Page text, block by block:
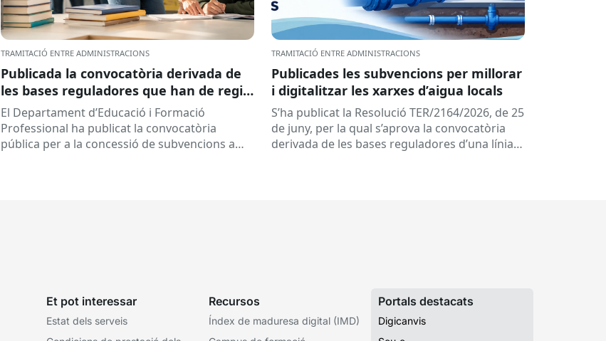
TRAMITACIÓ ENTRE ADMINISTRACIONS
Publicada la convocatòria derivada de
les bases reguladores que han de regir
la concessió de subvencions a centres
educatius, per al desenvolupament de
programes de formació i inserció,
El Departament d’Educació i Formació
Professional ha publicat la convocatòria
pública per a la concessió de subvencions a
TRAMITACIÓ ENTRE ADMINISTRACIONS
Publicades les subvencions per millorar
i digitalitzar les xarxes d’aigua locals
S’ha publicat la Resolució TER/2164/2026, de 25
de juny, per la qual s’aprova la convocatòria
derivada de les bases reguladores d’una línia
Et pot interessar
Estat dels serveis
Recursos
Índex de maduresa digital (IMD)
Portals destacats
Digicanvis